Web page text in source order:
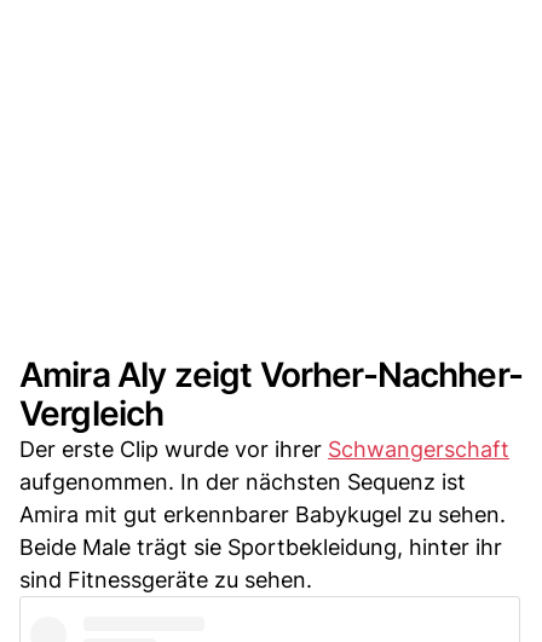
Amira Aly zeigt Vorher-Nachher-
Vergleich
Der erste Clip wurde vor ihrer Schwangerschaft
aufgenommen. In der nächsten Sequenz ist
Amira mit gut erkennbarer Babykugel zu sehen.
Beide Male trägt sie Sportbekleidung, hinter ihr
sind Fitnessgeräte zu sehen.